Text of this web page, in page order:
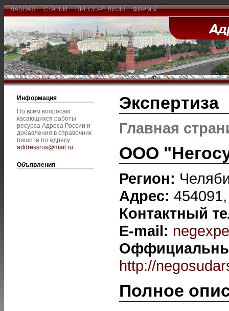
ГЛАВНАЯ СТАТЬИ ПРЕСС-РЕЛИЗЫ ФИРМЫ
Информация
По всем вопросам
касающихся работы
ресурса Адреса России и
добавления в справочник
пишите по адресу
addressrus@mail.ru.
Объявления
Экспертиза
Главная
ООО
Регион:
Адрес:
Контактный
E-mail:
http://
Полное